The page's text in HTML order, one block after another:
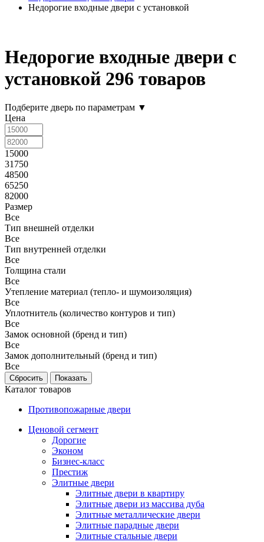
Недорогие входные двери с установкой
Недорогие входные двери с
установкой 296 товаров
Подберите дверь по параметрам ▼
Цена
15000
31750
48500
65250
82000
Размер
Все
Тип внешней отделки
Все
Тип внутренней отделки
Все
Толщина стали
Все
Утепление материал (тепло- и шумоизоляция)
Все
Уплотнитель (количество контуров и тип)
Все
Замок основной (бренд и тип)
Все
Замок дополнительный (бренд и тип)
Все
Каталог товаров
Противопожарные двери
Ценовой сегмент
Дорогие
Эконом
Бизнес-класс
Престиж
Элитные двери
Элитные двери в квартиру
Элитные двери из массива дуба
Элитные металлические двери
Элитные парадные двери
Элитные стальные двери